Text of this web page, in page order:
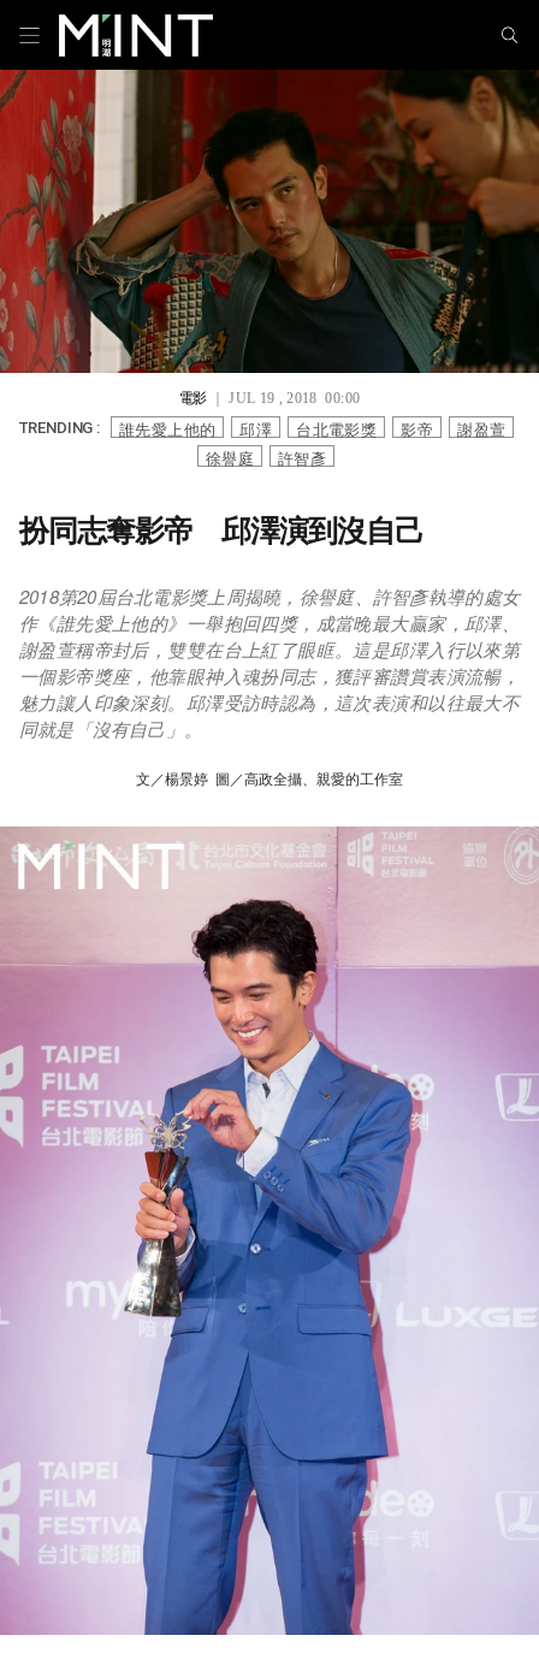
電影｜ JUL 19 , 2018 00:00
TRENDING : 誰先愛上他的 邱澤 台北電影獎 影帝
謝盈萱
徐譽庭
許智彥
扮同志奪影帝 邱澤演到沒自己
2018第20屆台北電影獎上周揭曉，徐譽庭、許智彥執導的處女
作《誰先愛上他的》一舉抱回四獎，成當晚最大贏家，邱澤、
謝盈萱稱帝封后，雙雙在台上紅了眼眶。這是邱澤入行以來第
一個影帝獎座，他靠眼神入魂扮同志，獲評審讚賞表演流暢，
魅力讓人印象深刻。邱澤受訪時認為，這次表演和以往最大不
同就是「沒有自己」。
文／楊景婷 圖／高政全攝、親愛的工作室